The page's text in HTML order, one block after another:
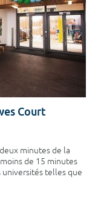
Court
minutes de la
de 15 minutes
telles que